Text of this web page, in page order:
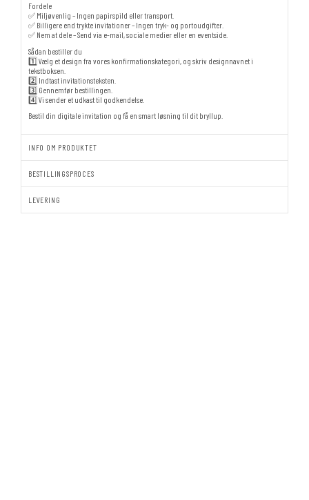
Fordele
✅ Miljøvenlig – Ingen papirspild eller transport.
✅ Billigere end trykte invitationer – Ingen tryk- og portoudgifter.
✅ Nem at dele – Send via e-mail, sociale medier eller en eventside.
Sådan bestiller du
1️⃣ Vælg et design fra vores konfirmationskategori, og skriv designnavnet i
tekstboksen.
2️⃣ Indtast invitationsteksten.
3️⃣ Gennemfør bestillingen.
4️⃣ Vi sender et udkast til godkendelse.
Bestil din digitale invitation og få en smart løsning til dit bryllup.
INFO OM PRODUKTET
BESTILLINGSPROCES
LEVERING